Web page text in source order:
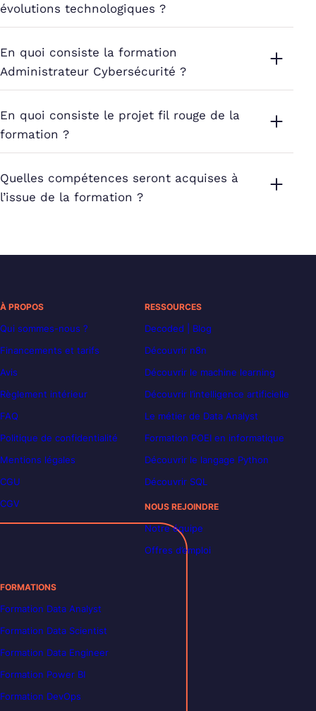
évolutions technologiques ?
En quoi consiste la formation
Administrateur Cybersécurité ?
En quoi consiste le projet fil rouge de la
formation ?
Quelles compétences seront acquises à
l’issue de la formation ?
À PROPOS
Qui sommes-nous ?
Financements et tarifs
Avis
Règlement intérieur
FAQ
Politique de confidentialité
Mentions légales
CGU
CGV
RESSOURCES
Decoded | Blog
Découvrir n8n
Découvrir le machine learning
Découvrir l’intelligence artificielle
Le métier de Data Analyst
Formation POEI en informatique
Découvrir le langage Python
Découvrir SQL
NOUS REJOINDRE
Notre équipe
Offres d’emploi
FORMATIONS
Formation Data Analyst
Formation Data Scientist
Formation Data Engineer
Formation Power BI
Formation DevOps